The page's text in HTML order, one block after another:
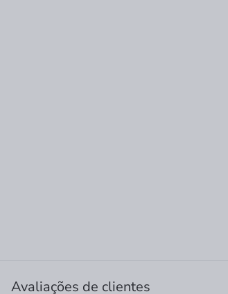
Avaliações de clientes